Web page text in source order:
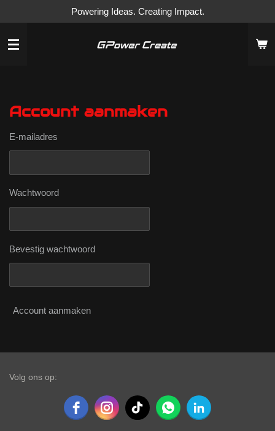
direct
naar
de
Powering Ideas. Creating Impact.
Account aanmaken
E-mailadres
Wachtwoord
Bevestig wachtwoord
Account aanmaken
Volg ons op: